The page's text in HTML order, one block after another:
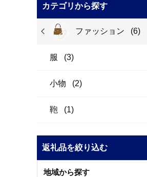
カテゴリから探す
ファッション (6)
服 (3)
小物 (2)
鞄 (1)
返礼品を絞り込む
地域から探す